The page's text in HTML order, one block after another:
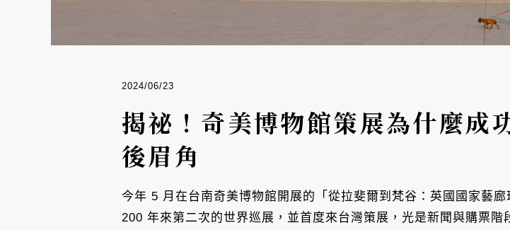
2024/06/23
揭祕！奇美博物館策展為什麼成
後眉角
今年 5 月在台南奇美博物館開展的「從拉斐爾到梵谷：英國國家藝
200 年來第二次的世界巡展，並首度來台灣策展，光是新聞與購票